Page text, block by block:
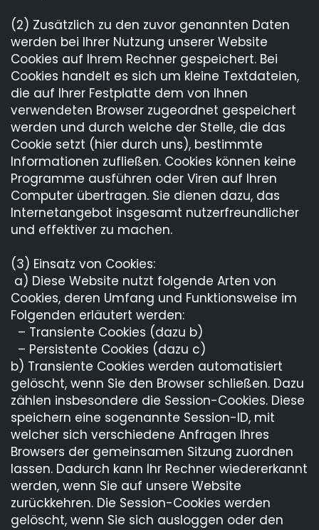
(2) Zusätzlich zu den zuvor genannten Daten
werden bei Ihrer Nutzung unserer Website
Cookies auf Ihrem Rechner gespeichert. Bei
Cookies handelt es sich um kleine Textdateien,
die auf Ihrer Festplatte dem von Ihnen
verwendeten Browser zugeordnet gespeichert
werden und durch welche der Stelle, die das
Cookie setzt (hier durch uns), bestimmte
Informationen zufließen. Cookies können keine
Programme ausführen oder Viren auf Ihren
Computer übertragen. Sie dienen dazu, das
Internetangebot insgesamt nutzerfreundlicher
und effektiver zu machen.
(3) Einsatz von Cookies:
a) Diese Website nutzt folgende Arten von
Cookies, deren Umfang und Funktionsweise im
Folgenden erläutert werden:
– Transiente Cookies (dazu b)
– Persistente Cookies (dazu c)
b) Transiente Cookies werden automatisiert
gelöscht, wenn Sie den Browser schließen. Dazu
zählen insbesondere die Session-Cookies. Diese
speichern eine sogenannte Session-ID, mit
welcher sich verschiedene Anfragen Ihres
Browsers der gemeinsamen Sitzung zuordnen
lassen. Dadurch kann Ihr Rechner wiedererkannt
werden, wenn Sie auf unsere Website
zurückkehren. Die Session-Cookies werden
gelöscht, wenn Sie sich ausloggen oder den